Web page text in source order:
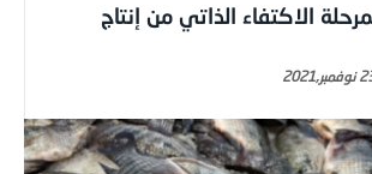
الاكتفاء الذاتي من إنتاج